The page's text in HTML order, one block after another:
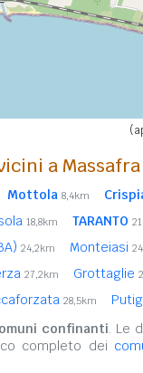
a Massafra
Mottola 8,4km
18,8km TARANTO
24,2km Monteiasi
27,2km Grottaglie
28,5km
confinanti. Le
completo dei